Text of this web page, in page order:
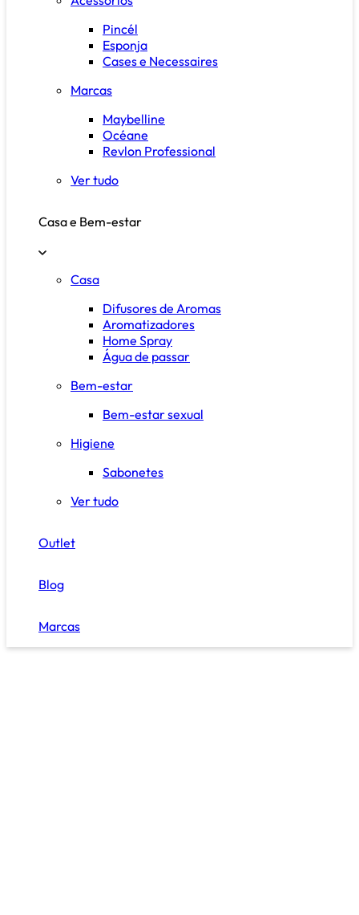
Pincél
Esponja
Cases e Necessaires
Marcas
Maybelline
Océane
Revlon Professional
Ver tudo
Casa e Bem-estar
Casa
Difusores de Aromas
Aromatizadores
Home Spray
Água de passar
Bem-estar
Bem-estar sexual
Higiene
Sabonetes
Ver tudo
Outlet
Blog
Marcas